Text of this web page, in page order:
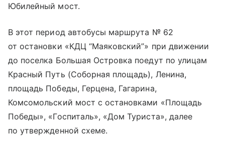
Юбилейный мост.
В этот период автобусы маршрута № 62
от остановки «КДЦ “Маяковский”» при движении
до поселка Большая Островка поедут по улицам
Красный Путь (Соборная площадь), Ленина,
площадь Победы, Герцена, Гагарина,
Комсомольский мост с остановками «Площадь
Победы», «Госпиталь», «Дом Туриста», далее
по утвержденной схеме.